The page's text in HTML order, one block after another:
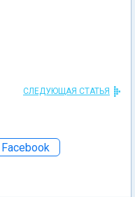
СЛЕДУЮЩАЯ СТАТЬЯ
Facebook